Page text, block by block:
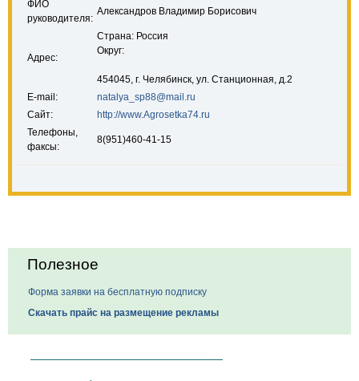
ФИО
руководителя:
Александров Владимир Борисович
Адрес:
Страна: Россия
Округ:
454045, г. Челябинск, ул. Станционная, д.2
E-mail:
natalya_sp88@mail.ru
Сайт:
http://www.Agrosetka74.ru
Телефоны,
факсы:
8(951)460-41-15
Полезное
Форма заявки на бесплатную подписку
Скачать прайс на размещение рекламы